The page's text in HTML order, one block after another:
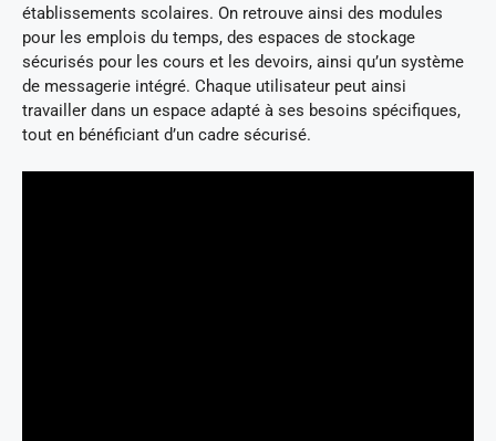
établissements scolaires. On retrouve ainsi des modules
pour les emplois du temps, des espaces de stockage
sécurisés pour les cours et les devoirs, ainsi qu’un système
de messagerie intégré. Chaque utilisateur peut ainsi
travailler dans un espace adapté à ses besoins spécifiques,
tout en bénéficiant d’un cadre sécurisé.